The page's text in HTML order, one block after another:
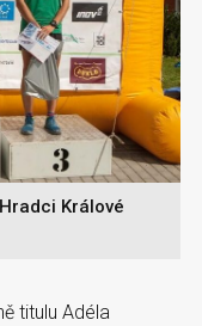
Králové
titulu Adéla